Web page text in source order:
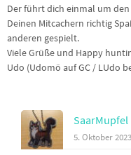
Der führt dich einmal um
Deinen Mitcachern richtig
anderen gespielt.
Viele Grüße und Happy
Udo (Udomö auf GC / LUdo
SaarMupfel
5. Oktober